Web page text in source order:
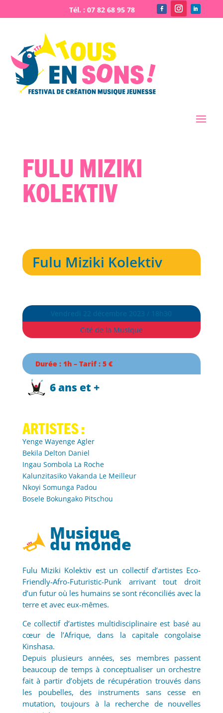
Fulu Miziki
Kolektiv
Fulu Miziki Kolektiv
Vendredi 22 décembre 2023 / 18h30
Cité de la Musique
Durée : 1h – Tarif : 5 €
6 ans et +
Artistes :
Yenge Wayenge Agler
Bekila Delton Daniel
Ingau Sombola La Roche
Kalunzitasiko Vakanda Le Meilleur
Nkoyi Somunga Padou
Bosele Bokungako Pitschou
Musique
du monde
Fulu Miziki Kolektiv est un collectif d’artistes Eco-
Friendly-Afro-Futuristic-Punk arrivant tout droit
d’un futur où les humains se sont réconciliés avec la
terre et avec eux-mêmes.
Ce collectif d’artistes multidisciplinaire est basé au
cœur de l’Afrique, dans la capitale congolaise
Kinshasa.
Depuis plusieurs années, ses membres passent
beaucoup de temps à conceptualiser un orchestre
fait à partir d’objets de récupération trouvés dans
les poubelles, des instruments sans cesse en
mutation, toujours à la recherche de nouvelles